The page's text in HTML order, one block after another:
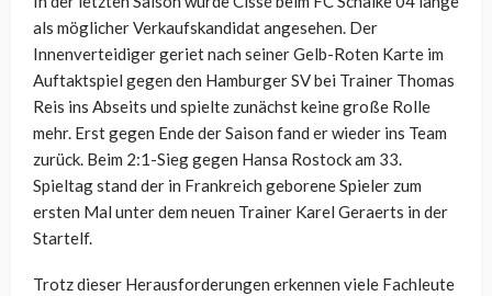
als möglicher Verkaufskandidat angesehen. Der
Innenverteidiger geriet nach seiner Gelb-Roten Karte im
Auftaktspiel gegen den Hamburger SV bei Trainer Thomas
Reis ins Abseits und spielte zunächst keine große Rolle
mehr. Erst gegen Ende der Saison fand er wieder ins Team
zurück. Beim 2:1-Sieg gegen Hansa Rostock am 33.
Spieltag stand der in Frankreich geborene Spieler zum
ersten Mal unter dem neuen Trainer Karel Geraerts in der
Startelf.
Trotz dieser Herausforderungen erkennen viele Fachleute